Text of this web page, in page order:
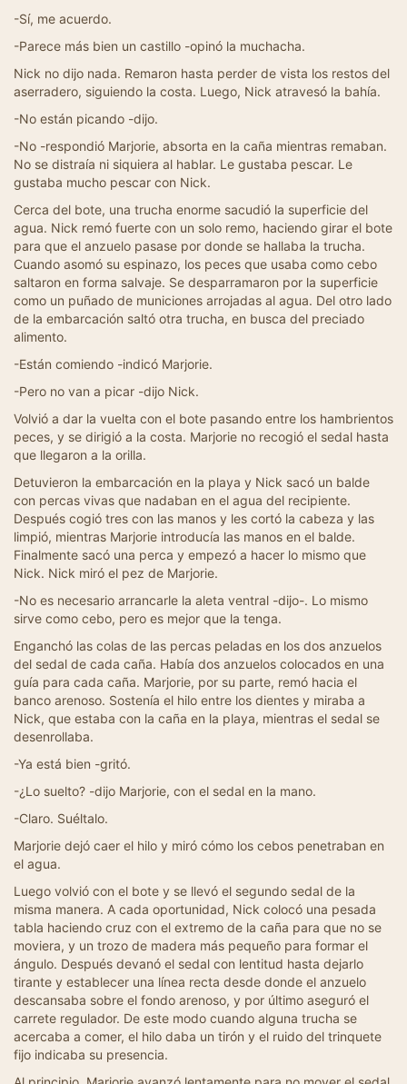
-Sí, me acuerdo.
-Parece más bien un castillo -opinó la muchacha.
Nick no dijo nada. Remaron hasta perder de vista los restos del
aserradero, siguiendo la costa. Luego, Nick atravesó la bahía.
-No están picando -dijo.
-No -respondió Marjorie, absorta en la caña mientras remaban.
No se distraía ni siquiera al hablar. Le gustaba pescar. Le
gustaba mucho pescar con Nick.
Cerca del bote, una trucha enorme sacudió la superficie del
agua. Nick remó fuerte con un solo remo, haciendo girar el bote
para que el anzuelo pasase por donde se hallaba la trucha.
Cuando asomó su espinazo, los peces que usaba como cebo
saltaron en forma salvaje. Se desparramaron por la superficie
como un puñado de municiones arrojadas al agua. Del otro lado
de la embarcación saltó otra trucha, en busca del preciado
alimento.
-Están comiendo -indicó Marjorie.
-Pero no van a picar -dijo Nick.
Volvió a dar la vuelta con el bote pasando entre los hambrientos
peces, y se dirigió a la costa. Marjorie no recogió el sedal hasta
que llegaron a la orilla.
Detuvieron la embarcación en la playa y Nick sacó un balde
con percas vivas que nadaban en el agua del recipiente.
Después cogió tres con las manos y les cortó la cabeza y las
limpió, mientras Marjorie introducía las manos en el balde.
Finalmente sacó una perca y empezó a hacer lo mismo que
Nick. Nick miró el pez de Marjorie.
-No es necesario arrancarle la aleta ventral -dijo-. Lo mismo
sirve como cebo, pero es mejor que la tenga.
Enganchó las colas de las percas peladas en los dos anzuelos
del sedal de cada caña. Había dos anzuelos colocados en una
guía para cada caña. Marjorie, por su parte, remó hacia el
banco arenoso. Sostenía el hilo entre los dientes y miraba a
Nick, que estaba con la caña en la playa, mientras el sedal se
desenrollaba.
-Ya está bien -gritó.
-¿Lo suelto? -dijo Marjorie, con el sedal en la mano.
-Claro. Suéltalo.
Marjorie dejó caer el hilo y miró cómo los cebos penetraban en
el agua.
Luego volvió con el bote y se llevó el segundo sedal de la
misma manera. A cada oportunidad, Nick colocó una pesada
tabla haciendo cruz con el extremo de la caña para que no se
moviera, y un trozo de madera más pequeño para formar el
ángulo. Después devanó el sedal con lentitud hasta dejarlo
tirante y establecer una línea recta desde donde el anzuelo
descansaba sobre el fondo arenoso, y por último aseguró el
carrete regulador. De este modo cuando alguna trucha se
acercaba a comer, el hilo daba un tirón y el ruido del trinquete
fijo indicaba su presencia.